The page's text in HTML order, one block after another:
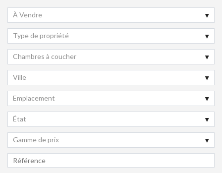
À Vendre
Type de propriété
Chambres à coucher
Ville
Emplacement
État
Gamme de prix